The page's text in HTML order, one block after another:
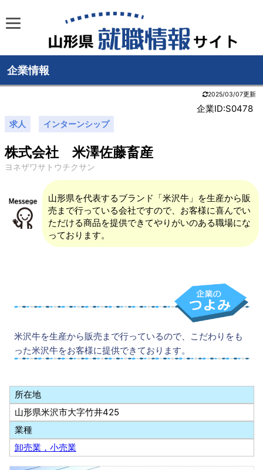
企業情報
2025/03/07更新
企業ID:S0478
求人 インターンシップ
株式会社 米澤佐藤畜産
ヨネザワサトウチクサン
山形県を代表するブランド「米沢牛」を生産から販
売まで行っている会社ですので、お客様に喜んでい
ただける商品を提供できてやりがいのある職場にな
っております。
米沢牛を生産から販売まで行っているので、こだわりをも
った米沢牛をお客様に提供できております。
所在地
山形県米沢市大字竹井425
業種
卸売業，小売業